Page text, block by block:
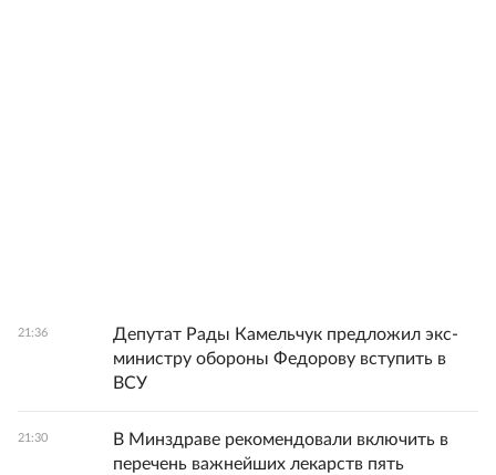
21:36
Депутат Рады Камельчук предложил экс-
министру обороны Федорову вступить в
ВСУ
21:30
В Минздраве рекомендовали включить в
перечень важнейших лекарств пять